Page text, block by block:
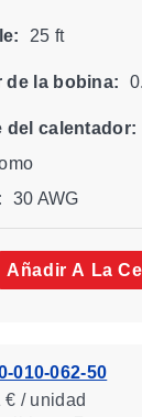
25 ft
de la bobina:
del calentador:
30 AWG
Añadir A La
010-062-50
€ / unidad